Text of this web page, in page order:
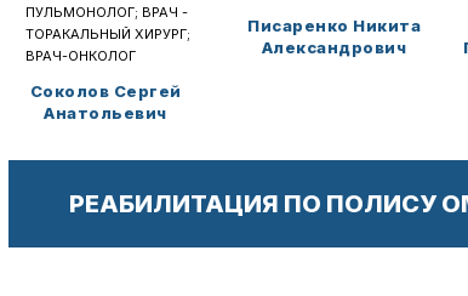
ПУЛЬМОНОЛОГ; ВРАЧ -
ТОРАКАЛЬНЫЙ ХИРУРГ;
ВРАЧ-ОНКОЛОГ
Соколов Сергей
Анатольевич
Писаренко Никита
Александрович
РЕАБИЛИТАЦИЯ ПО ПОЛИСУ